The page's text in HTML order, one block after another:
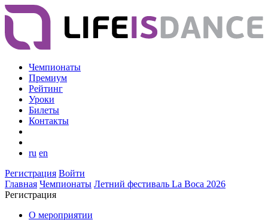
Чемпионаты
Премиум
Рейтинг
Уроки
Билеты
Контакты
ru en
Регистрация Войти
Главная Чемпионаты Летний фестиваль La Boca 2026
Регистрация
О мероприятии